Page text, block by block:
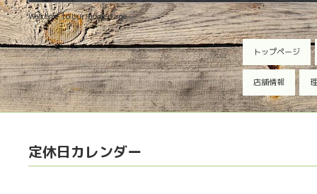
Welcome to our homepage
トップページ
店舗情報
定休日カレンダー